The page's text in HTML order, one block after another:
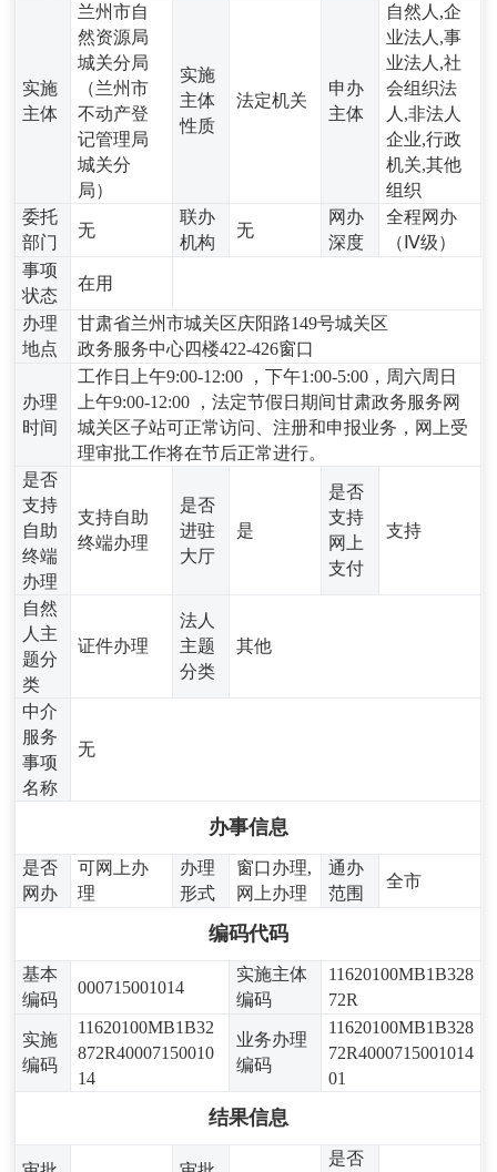
实施
主体
兰州市自
然资源局
城关分局
（兰州市
不动产登
记管理局
城关分
局）
实施
主体
性质
法定机关
申办
主体
自然人,企
业法人,事
业法人,社
会组织法
人,非法人
企业,行政
机关,其他
组织
委托
部门
无
联办
机构
无
网办
深度
全程网办
（Ⅳ级）
事项
状态
在用
办理
地点
甘肃省兰州市城关区庆阳路149号城关区
政务服务中心四楼422-426窗口
办理
时间
工作日上午9:00-12:00 ，下午1:00-5:00，周六周日
上午9:00-12:00 ，法定节假日期间甘肃政务服务网
城关区子站可正常访问、注册和申报业务，网上受
理审批工作将在节后正常进行。
是否
支持
自助
终端
办理
支持自助
终端办理
是否
进驻
大厅
是
是否
支持
网上
支付
支持
自然
人主
题分
类
证件办理
法人
主题
分类
其他
中介
服务
事项
名称
无
办事信息
是否
网办
可网上办
理
办理
形式
窗口办理,
网上办理
通办
范围
全市
编码代码
基本
编码
000715001014
实施主体
编码
11620100MB1B328
72R
实施
编码
11620100MB1B32
872R40007150010
14
业务办理
编码
11620100MB1B328
72R4000715001014
01
结果信息
是否